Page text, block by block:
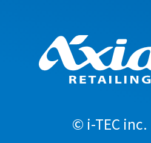
© i-TEC inc.